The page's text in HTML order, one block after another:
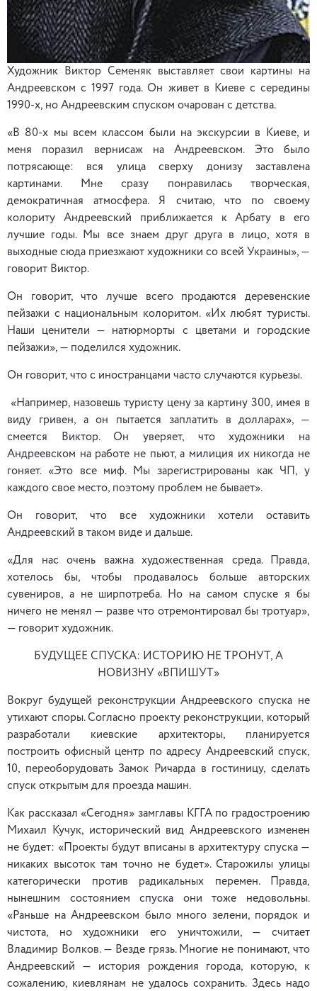
Художник Виктор Семеняк выставляет свои картины на
Андреевском с 1997 года. Он живет в Киеве с середины
1990-х, но Андреевским спуском очарован с детства.
«В 80-х мы всем классом были на экскурсии в Киеве, и
меня поразил вернисаж на Андреевском. Это было
потрясающе: вся улица сверху донизу заставлена
картинами. Мне сразу понравилась творческая,
демократичная атмосфера. Я считаю, что по своему
колориту Андреевский приближается к Арбату в его
лучшие годы. Мы все знаем друг друга в лицо, хотя в
выходные сюда приезжают художники со всей Украины», —
говорит Виктор.
Он говорит, что лучше всего продаются деревенские
пейзажи с национальным колоритом. «Их любят туристы.
Наши ценители — натюрморты с цветами и городские
пейзажи», — поделился художник.
Он говорит, что с иностранцами часто случаются курьезы.
«Например, назовешь туристу цену за картину 300, имея в
виду гривен, а он пытается заплатить в долларах», —
смеется Виктор. Он уверяет, что художники на
Андреевском на работе не пьют, а милиция их никогда не
гоняет. «Это все миф. Мы зарегистрированы как ЧП, у
каждого свое место, поэтому проблем не бывает».
Он говорит, что все художники хотели оставить
Андреевский в таком виде и дальше.
«Для нас очень важна художественная среда. Правда,
хотелось бы, чтобы продавалось больше авторских
сувениров, а не ширпотреба. Но на самом спуске я бы
ничего не менял — разве что отремонтировал бы тротуар»,
— говорит художник.
БУДУЩЕЕ СПУСКА: ИСТОРИЮ НЕ ТРОНУТ, А
НОВИЗНУ «ВПИШУТ»
Вокруг будущей реконструкции Андреевского спуска не
утихают споры. Согласно проекту реконструкции, который
разработали киевские архитекторы, планируется
построить офисный центр по адресу Андреевский спуск,
10, переоборудовать Замок Ричарда в гостиницу, сделать
спуск открытым для проезда машин.
Как рассказал «Сегодня» замглавы КГГА по градостроению
Михаил Кучук, исторический вид Андреевского изменен
не будет: «Проекты будут вписаны в архитектуру спуска —
никаких высоток там точно не будет». Старожилы улицы
категорически против радикальных перемен. Правда,
нынешним состоянием спуска они тоже недовольны.
«Раньше на Андреевском было много зелени, порядок и
чистота, но художники его уничтожили, — считает
Владимир Волков. — Везде грязь. Многие не понимают, что
Андреевский — история рождения города, которую, к
сожалению, киевлянам не удалось сохранить. Здесь надо